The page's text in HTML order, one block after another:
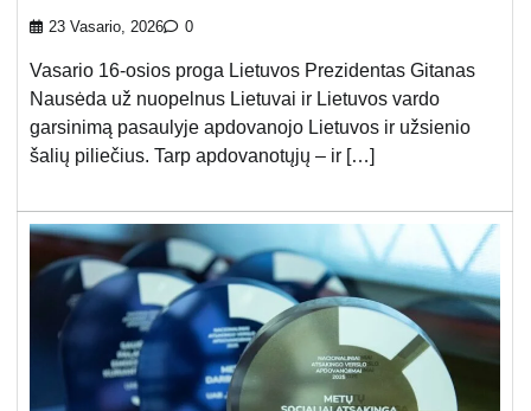
23 Vasario, 2026 0
Vasario 16-osios proga Lietuvos Prezidentas Gitanas
Nausėda už nuopelnus Lietuvai ir Lietuvos vardo
garsinimą pasaulyje apdovanojo Lietuvos ir užsienio
šalių piliečius. Tarp apdovanotųjų – ir […]